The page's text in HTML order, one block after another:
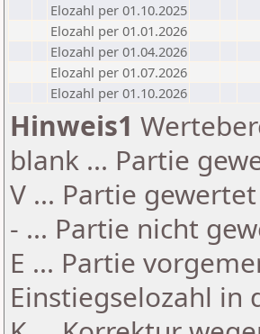
Elozahl per 01.10.2025
Elozahl per 01.01.2026
Elozahl per 01.04.2026
Elozahl per 01.07.2026
Elozahl per 01.10.2026
Hinweis1
blank ... Partie
V ... Partie
- ... Partie nicht
E ... Partie
Einstiegselozahl in